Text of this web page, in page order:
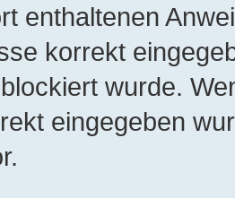
enthaltenen
korrekt
wurde.
eingegeben